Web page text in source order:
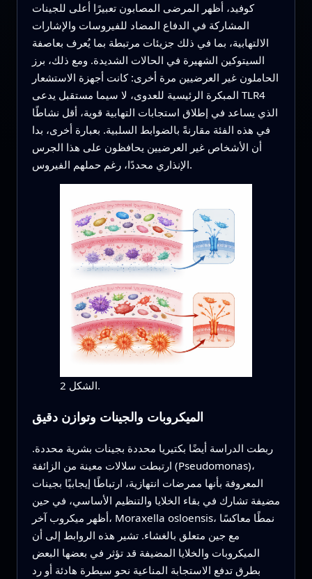
كوفيد، أظهر المرضى المصابون تعبيرًا أعلى للجينات
المشاركة في الدفاع المضاد للفيروسات والإشارات
الالتهابية، بما في ذلك جزيئات مرتبطة بما يُعرف بعاصفة
السيتوكين الشهيرة في الحالات الشديدة. ومع ذلك، برز
الحاملون غير العرضيين مرة أخرى: كانت أجهزة الاستشعار
المبكرة الرئيسية للعدوى، لا سيما مستقبل يدعى TLR4
الذي يساعد في إطلاق استجابات التهابية قوية، أقل نشاطًا
في هذه الفئة مقارنةً بالضوابط السلبية. بعبارة أخرى، بدا
أن الأشخاص غير العرضيين يحافظون على هذا الجرس
الإنذاري محددًا، رغم حملهم الفيروس.
الشكل 2.
الميكروبات والجينات وتوازن دقيق
ربطت الدراسة أيضًا بكتيريا محددة بجينات بشرية محددة.
ارتبطت سلالات معينة من الزائفة (Pseudomonas)،
المعروفة بأنها ممرضات انتهازية، ارتباطًا إيجابيًا بجينات
مضيفة تشارك في بقاء الخلايا والتنظيم الأساسي، في حين
أظهر ميكروب آخر، Moraxella osloensis، نمطًا معاكسًا
مع جين متعلق بالغشاء. تشير هذه الروابط إلى أن
الميكروبات والخلايا المضيفة قد تؤثر في بعضها البعض
بطرق تدفع الاستجابة المناعية نحو سيطرة هادئة أو رد